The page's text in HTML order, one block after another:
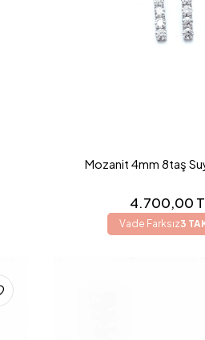
Mozanit 4mm 8taş
4.700,00
Vade Farksız3